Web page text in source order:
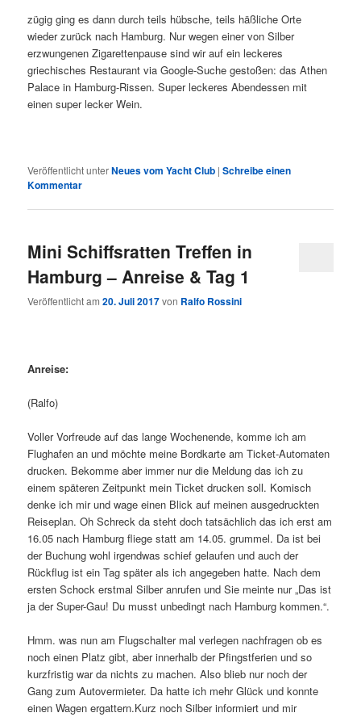
zügig ging es dann durch teils hübsche, teils häßliche Orte
wieder zurück nach Hamburg. Nur wegen einer von Silber
erzwungenen Zigarettenpause sind wir auf ein leckeres
griechisches Restaurant via Google-Suche gestoßen: das Athen
Palace in Hamburg-Rissen. Super leckeres Abendessen mit
einen super lecker Wein.
Veröffentlicht unterNeues vom Yacht Club |Schreibe einen
Kommentar
Mini Schiffsratten Treffen in
Hamburg – Anreise & Tag 1
Veröffentlicht am20. Juli 2017von Ralfo Rossini
Anreise:
(Ralfo)
Voller Vorfreude auf das lange Wochenende, komme ich am
Flughafen an und möchte meine Bordkarte am Ticket-Automaten
drucken. Bekomme aber immer nur die Meldung das ich zu
einem späteren Zeitpunkt mein Ticket drucken soll. Komisch
denke ich mir und wage einen Blick auf meinen ausgedruckten
Reiseplan. Oh Schreck da steht doch tatsächlich das ich erst am
16.05 nach Hamburg fliege statt am 14.05. grummel. Da ist bei
der Buchung wohl irgendwas schief gelaufen und auch der
Rückflug ist ein Tag später als ich angegeben hatte. Nach dem
ersten Schock erstmal Silber anrufen und Sie meinte nur „Das ist
ja der Super-Gau! Du musst unbedingt nach Hamburg kommen.“.
Hmm. was nun am Flugschalter mal verlegen nachfragen ob es
noch einen Platz gibt, aber innerhalb der Pfingstferien und so
kurzfristig war da nichts zu machen. Also blieb nur noch der
Gang zum Autovermieter. Da hatte ich mehr Glück und konnte
einen Wagen ergattern.Kurz noch Silber informiert und mir